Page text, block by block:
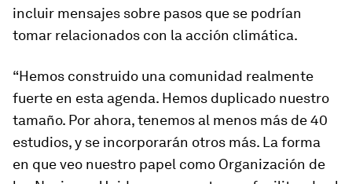
incluir mensajes sobre pasos que se podrían
tomar relacionados con la acción climática.
“Hemos construido una comunidad realmente
fuerte en esta agenda. Hemos duplicado nuestro
tamaño. Por ahora, tenemos al menos más de 40
estudios, y se incorporarán otros más. La forma
en que veo nuestro papel como Organización de